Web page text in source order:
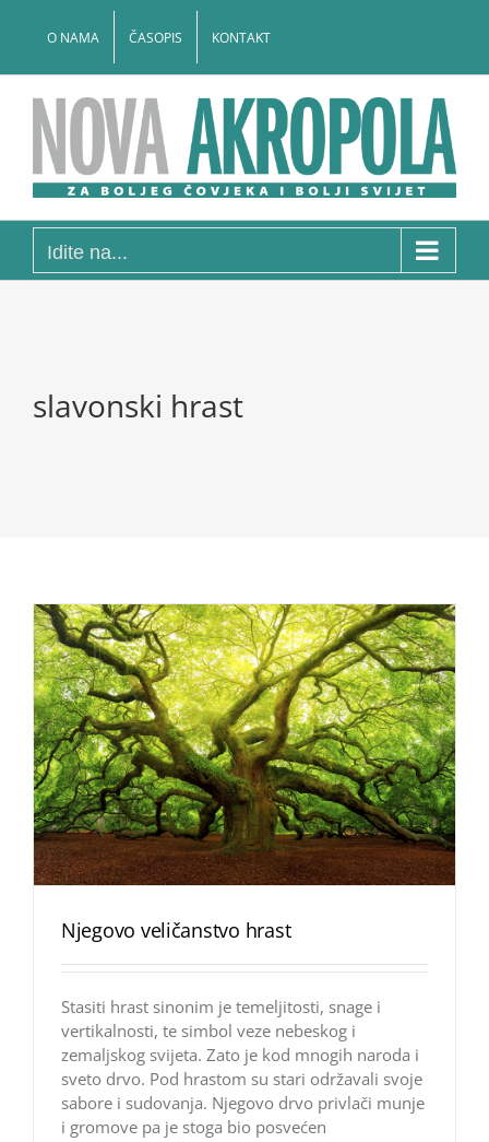
O NAMA ČASOPIS KONTAKT
Idite na...
slavonski hrast
Njegovo veličanstvo hrast
Stasiti hrast sinonim je temeljitosti, snage i
vertikalnosti, te simbol veze nebeskog i
zemaljskog svijeta. Zato je kod mnogih naroda i
sveto drvo. Pod hrastom su stari održavali svoje
sabore i sudovanja. Njegovo drvo privlači munje
i gromove pa je stoga bio posvećen